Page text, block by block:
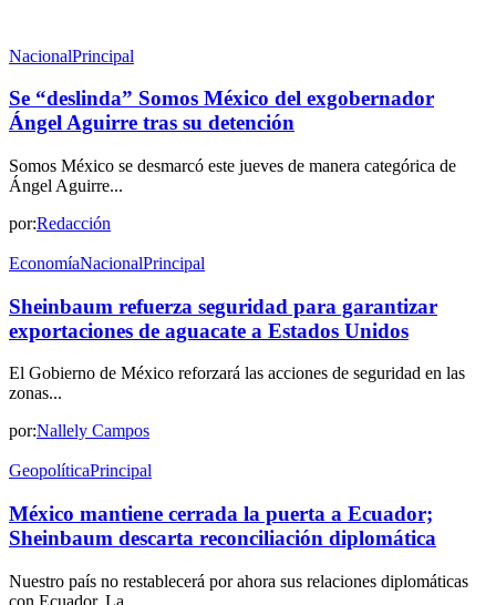
NacionalPrincipal
Se “deslinda” Somos México del exgobernador
Ángel Aguirre tras su detención
Somos México se desmarcó este jueves de manera categórica de
Ángel Aguirre...
por:Redacción
EconomíaNacionalPrincipal
Sheinbaum refuerza seguridad para garantizar
exportaciones de aguacate a Estados Unidos
El Gobierno de México reforzará las acciones de seguridad en las
zonas...
por:Nallely Campos
GeopolíticaPrincipal
México mantiene cerrada la puerta a Ecuador;
Sheinbaum descarta reconciliación diplomática
Nuestro país no restablecerá por ahora sus relaciones diplomáticas
con Ecuador. La...